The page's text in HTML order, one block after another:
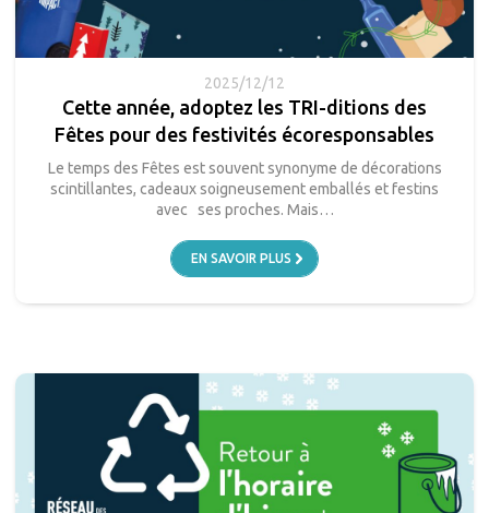
2025/12/12
Cette année, adoptez les TRI-ditions des
Fêtes pour des festivités écoresponsables
Le temps des Fêtes est souvent synonyme de décorations
scintillantes, cadeaux soigneusement emballés et festins
avec ses proches. Mais…
EN SAVOIR PLUS